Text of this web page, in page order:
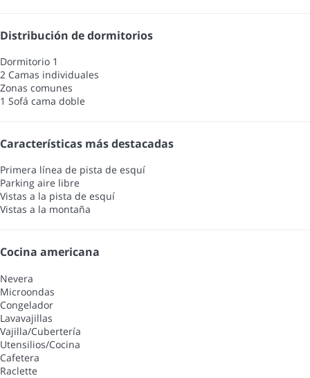
Distribución de dormitorios
Dormitorio 1
2 Camas individuales
Zonas comunes
1 Sofá cama doble
Características más destacadas
Primera línea de pista de esquí
Parking aire libre
Vistas a la pista de esquí
Vistas a la montaña
Cocina americana
Nevera
Microondas
Congelador
Lavavajillas
Vajilla/Cubertería
Utensilios/Cocina
Cafetera
Raclette